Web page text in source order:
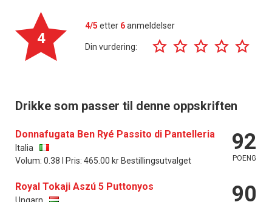
4
4/5 etter 6anmeldelser
Din vurdering:
Drikke som passer til denne oppskriften
Donnafugata Ben Ryé Passito di Pantelleria
Italia
Volum: 0.38 l Pris: 465.00 kr Bestillingsutvalget
92
POENG
Royal Tokaji Aszú 5 Puttonyos 90